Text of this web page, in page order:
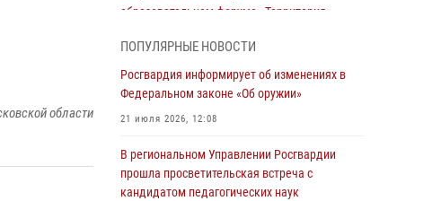
области
образовательном форуме «Территория
21 единицу оружия изъяли Псковские
Росгвардейцы принимают участие в
обеспечении общественной безопасности во
ПОПУЛЯРНЫЕ НОВОСТИ
Росгвардия информирует об изменениях в
Федеральном законе «Об оружии»
21 июля 2026, 12:08
В региональном Управлении Росгвардии
прошла просветительская встреча с
кандидатом педагогических наук